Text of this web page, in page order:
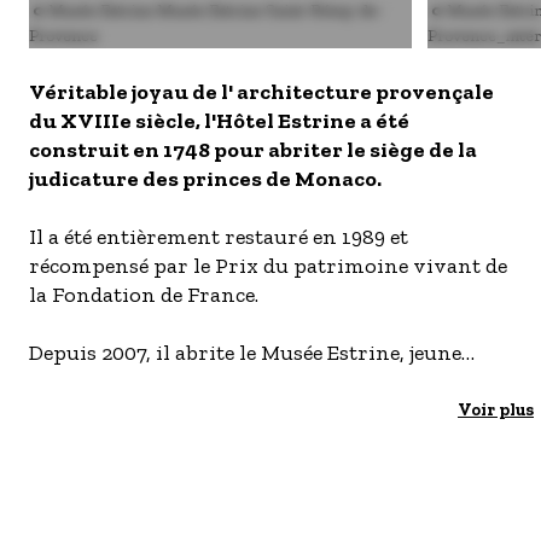
- Les établissements Accueil vélo
S'inscrire à nos newsletters
Image
© Musée Estrine Musée Estrine Saint-Rémy-de-
Provence
Image
© Musée
Véritable joyau de l' architecture provençale
du XVIIIe siècle, l'Hôtel Estrine a été
construit en 1748 pour abriter le siège de la
judicature des princes de Monaco.
Il a été entièrement restauré en 1989 et
récompensé par le Prix du patrimoine vivant de
la Fondation de France.
Depuis 2007, il abrite le Musée Estrine, jeune
d'un vaste programme d'agrandissement et deVoir plus